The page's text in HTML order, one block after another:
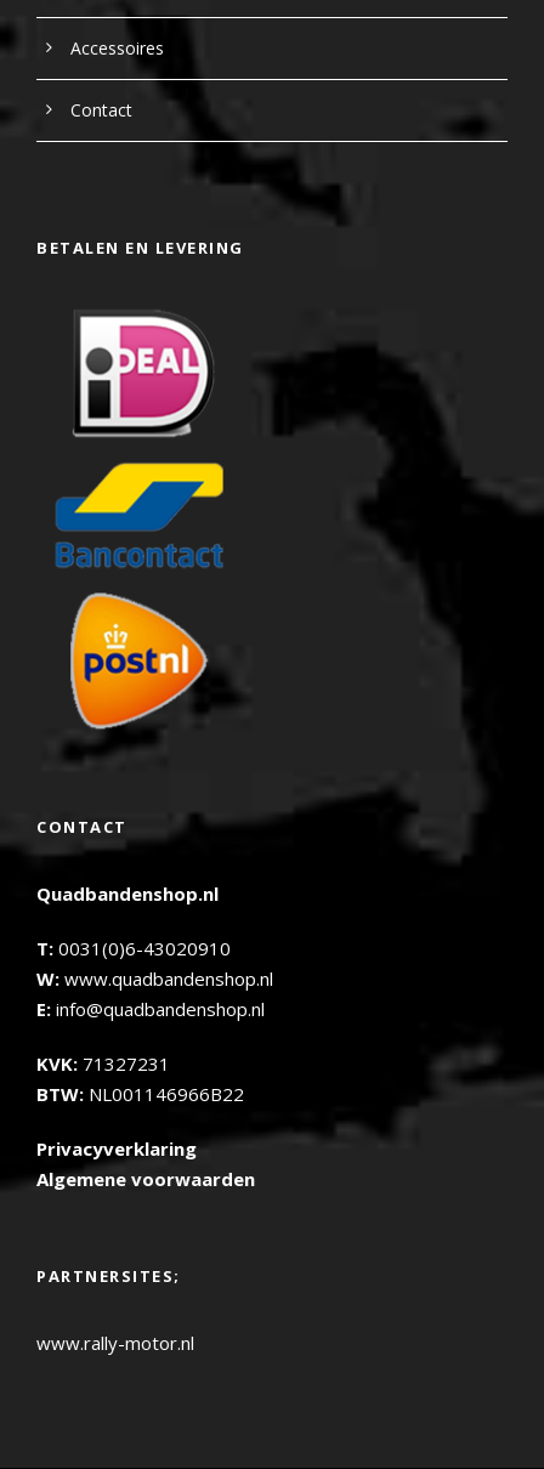
Accessoires
Contact
BETALEN EN LEVERING
CONTACT
Quadbandenshop.nl
T: 0031(0)6-43020910
W: www.quadbandenshop.nl
E: info@quadbandenshop.nl
KVK: 71327231
BTW: NL001146966B22
Privacyverklaring
Algemene voorwaarden
PARTNERSITES;
www.rally-motor.nl